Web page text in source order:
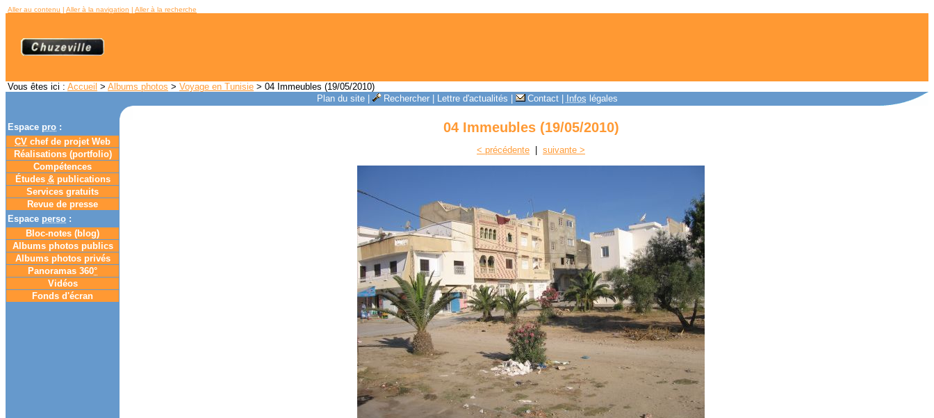
Aller au contenu | Aller à la navigation | Aller à la recherche
Vous êtes ici : Accueil > Albums photos > Voyage en Tunisie > 04 Immeubles (19/05/2010)
Plan du site| Rechercher| Lettre d'actualités Contact| Infos légales
Espace pro :
CV chef de projet Web
Réalisations (portfolio)
Compétences
Études &publications
Services gratuits
Revue de presse
Espace perso :
Bloc-notes (blog)
Albums photos publics
Albums photos privés
Panoramas 360°
Vidéos
Fonds d'écran
04 Immeubles (19/05/2010)
< précédente suivante >